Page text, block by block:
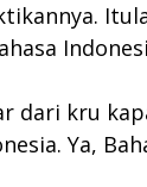
dari kru
Ya,